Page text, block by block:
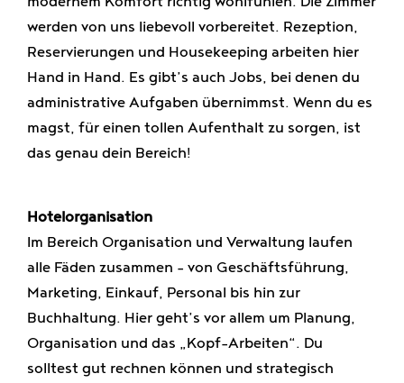
werden von uns liebevoll vorbereitet. Rezeption,
Reservierungen und Housekeeping arbeiten hier
Hand in Hand. Es gibt’s auch Jobs, bei denen du
administrative Aufgaben übernimmst. Wenn du es
magst, für einen tollen Aufenthalt zu sorgen, ist
das genau dein Bereich!
Hotelorganisation
Im Bereich Organisation und Verwaltung laufen
alle Fäden zusammen – von Geschäftsführung,
Marketing, Einkauf, Personal bis hin zur
Buchhaltung. Hier geht’s vor allem um Planung,
Organisation und das „Kopf-Arbeiten“. Du
solltest gut rechnen können und strategisch